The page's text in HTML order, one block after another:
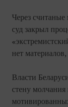
Через считаные
суд закрыл
нет
Власти
стену